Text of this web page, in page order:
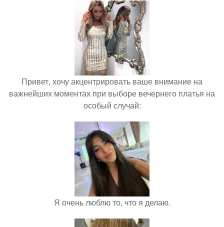
Привет, хочу акцентрировать ваше внимание на
важнейших моментах при выборе вечернего платья на
особый случай:
Я очень люблю то, что я делаю.